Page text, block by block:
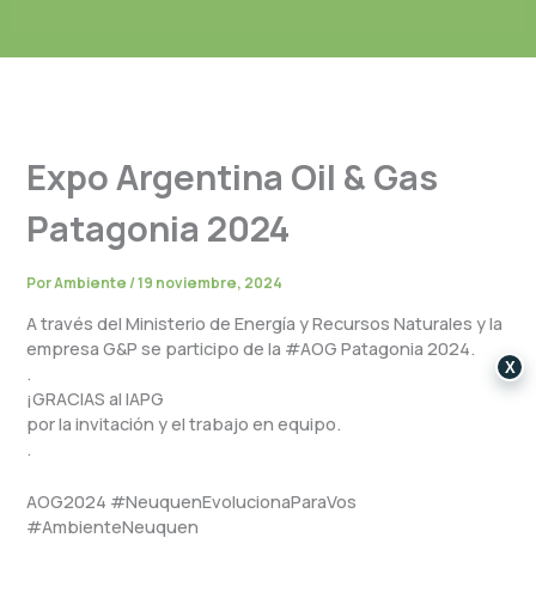
Expo Argentina Oil & Gas
Patagonia 2024
PorAmbiente/19 noviembre, 2024
A través del Ministerio de Energía y Recursos Naturales y la
empresa G&P se participo de la #AOG Patagonia 2024.
.
¡GRACIAS al IAPG
por la invitación y el trabajo en equipo.
.
AOG2024 #NeuquenEvolucionaParaVos
#AmbienteNeuquen
X